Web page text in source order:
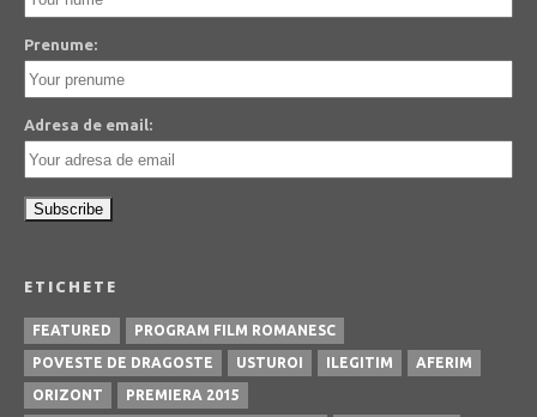
Prenume:
Adresa de email:
ETICHETE
FEATURED PROGRAM FILM ROMANESC
POVESTE DE DRAGOSTE USTUROI ILEGITIM AFERIM
ORIZONT PREMIERA 2015